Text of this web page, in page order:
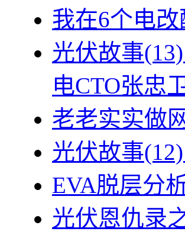
我在6个电
光伏故事
电CTO张忠
老老实实做
光伏故事
EVA脱层分
光伏恩仇录